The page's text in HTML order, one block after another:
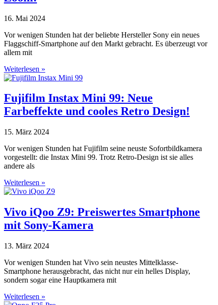
16. Mai 2024
Vor wenigen Stunden hat der beliebte Hersteller Sony ein neues
Flaggschiff-Smartphone auf den Markt gebracht. Es überzeugt vor
allem mit
Weiterlesen »
Fujifilm Instax Mini 99: Neue
Farbeffekte und cooles Retro Design!
15. März 2024
Vor wenigen Stunden hat Fujifilm seine neuste Sofortbildkamera
vorgestellt: die Instax Mini 99. Trotz Retro-Design ist sie alles
andere als
Weiterlesen »
Vivo iQoo Z9: Preiswertes Smartphone
mit Sony-Kamera
13. März 2024
Vor wenigen Stunden hat Vivo sein neustes Mittelklasse-
Smartphone herausgebracht, das nicht nur ein helles Display,
sondern sogar eine Hauptkamera mit
Weiterlesen »